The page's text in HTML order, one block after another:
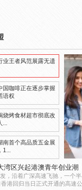
业王者风范展露无遗
国咖啡正在逐步掌握
语权
烧烤食材超市彻底改
...
南首个高品质五金展
1...
湾区兴起港澳青年创业潮
，沿着广深高速飞驰，一个
港回归当日正式开通的高速